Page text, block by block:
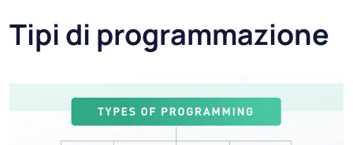
Tipi di programmazione